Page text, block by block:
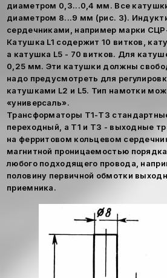
диаметром 0,3...0,4 мм. Все
диаметром 8...9 мм (рис. 3).
сердечниками, например марки
Катушка L1 содержит 10 витков,
а катушка L5 - 70 витков. Для
0,25 мм. Эти катушки должны
надо предусмотреть для
катушками L2 и L5. Тип намотки
«универсаль».
Трансформаторы Т1-Т3
переходный, а Т1 и ТЗ - выходные
на ферритовом кольцевом
магнитной проницаемостью
любого подходящего провода,
половину первичной обмотки
приемника.